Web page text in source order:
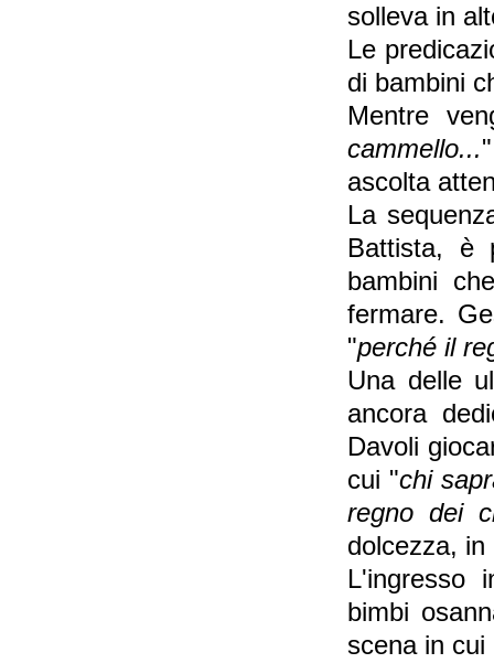
solleva in
Le
di bambini
Mentre
cammello...
ascolta
La
Battista, è
bambini
fermare.
"perché il
Una delle
ancora
Davoli
cui "chi
regno dei
dolcezza,
L'ingresso
bimbi
scena in